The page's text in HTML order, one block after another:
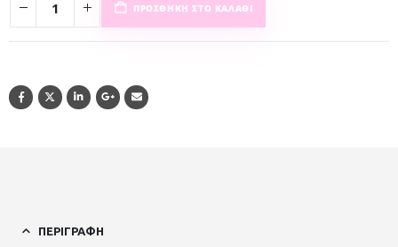
ΠΡΟΣΘΉΚΗ ΣΤΟ ΚΑΛΆΘΙ
ΠΕΡΙΓΡΑΦΉ